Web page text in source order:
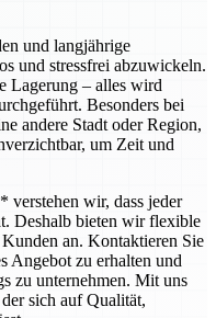
und langjährige
und stressfrei abzuwickeln.
Lagerung – alles wird
Besonders bei
andere Stadt oder Region,
um Zeit und
wir, dass jeder
Deshalb bieten wir flexible
an. Kontaktieren Sie
Angebot zu erhalten und
zu unternehmen. Mit uns
sich auf Qualität,